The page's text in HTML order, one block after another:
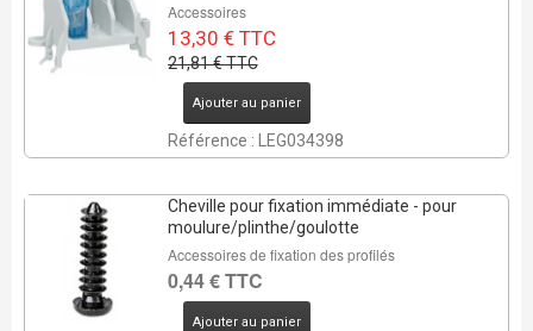
Accessoires
13,30 € TTC
21,81 € TTC
Ajouter au panier
Référence : LEG034398
Cheville pour fixation immédiate - pour
moulure/plinthe/goulotte
Accessoires de fixation des profilés
0,44 € TTC
Ajouter au panier